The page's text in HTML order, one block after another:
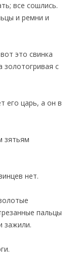
все сошлись.
и ремни и
это свинка
с
его царь, а он в
зятьям
нет.
пальцы
зажили.